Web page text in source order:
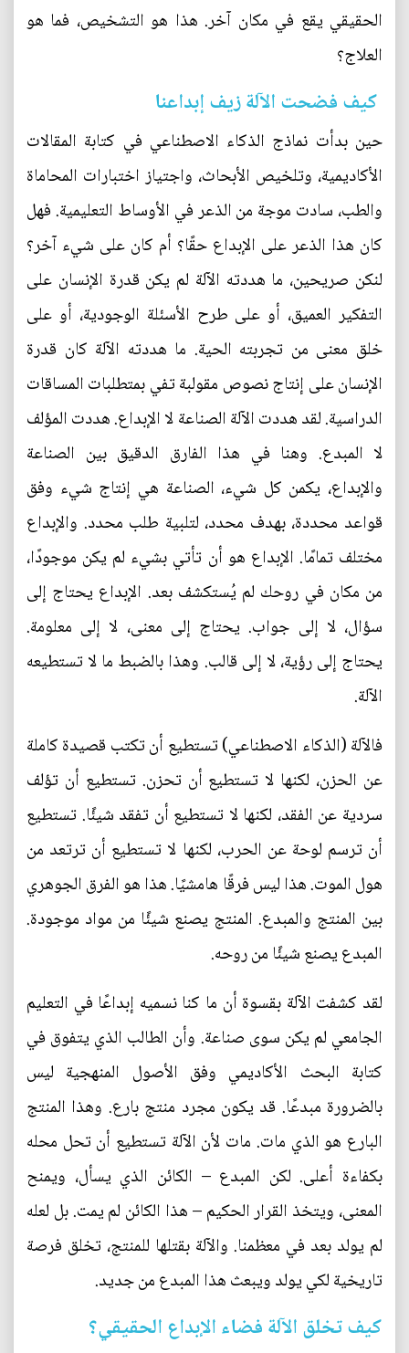
الحقيقي يقع في مكان آخر. هذا هو التشخيص، فما هو
العلاج؟
كيف فضحت الآلة زيف إبداعنا
حين بدأت نماذج الذكاء الاصطناعي في كتابة المقالات
الأكاديمية، وتلخيص الأبحاث، واجتياز اختبارات المحاماة
والطب، سادت موجة من الذعر في الأوساط التعليمية. فهل
كان هذا الذعر على الإبداع حقًا؟ أم كان على شيء آخر؟
لنكن صريحين، ما هددته الآلة لم يكن قدرة الإنسان على
التفكير العميق، أو على طرح الأسئلة الوجودية، أو على
خلق معنى من تجربته الحية. ما هددته الآلة كان قدرة
الإنسان على إنتاج نصوص مقولبة تفي بمتطلبات المساقات
الدراسية. لقد هددت الآلة الصناعة لا الإبداع. هددت المؤلف
لا المبدع. وهنا في هذا الفارق الدقيق بين الصناعة
والإبداع، يكمن كل شيء، الصناعة هي إنتاج شيء وفق
قواعد محددة، بهدف محدد، لتلبية طلب محدد. والإبداع
مختلف تمامًا. الإبداع هو أن تأتي بشيء لم يكن موجودًا،
من مكان في روحك لم يُستكشف بعد. الإبداع يحتاج إلى
سؤال، لا إلى جواب. يحتاج إلى معنى، لا إلى معلومة.
يحتاج إلى رؤية، لا إلى قالب. وهذا بالضبط ما لا تستطيعه
الآلة.
فالآلة (الذكاء الاصطناعي) تستطيع أن تكتب قصيدة كاملة
عن الحزن، لكنها لا تستطيع أن تحزن. تستطيع أن تؤلف
سردية عن الفقد، لكنها لا تستطيع أن تفقد شيئًا. تستطيع
أن ترسم لوحة عن الحرب، لكنها لا تستطيع أن ترتعد من
هول الموت. هذا ليس فرقًا هامشيًا. هذا هو الفرق الجوهري
بين المنتج والمبدع. المنتج يصنع شيئًا من مواد موجودة.
المبدع يصنع شيئًا من روحه.
لقد كشفت الآلة بقسوة أن ما كنا نسميه إبداعًا في التعليم
الجامعي لم يكن سوى صناعة. وأن الطالب الذي يتفوق في
كتابة البحث الأكاديمي وفق الأصول المنهجية ليس
بالضرورة مبدعًا. قد يكون مجرد منتج بارع. وهذا المنتج
البارع هو الذي مات. مات لأن الآلة تستطيع أن تحل محله
بكفاءة أعلى. لكن المبدع – الكائن الذي يسأل، ويمنح
المعنى، ويتخذ القرار الحكيم – هذا الكائن لم يمت. بل لعله
لم يولد بعد في معظمنا. والآلة بقتلها للمنتج، تخلق فرصة
تاريخية لكي يولد ويبعث هذا المبدع من جديد.
كيف تخلق الآلة فضاء الإبداع الحقيقي؟